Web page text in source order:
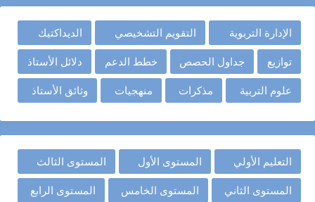
الإدارة التربوية التقويم التشخيصي الديداكتيك
توازيع جداول الحصص خطط الدعم دلائل الأستاذ
علوم التربية مذكرات منهجيات وثائق الأستاذ
التعليم الأولي المستوى الأول المستوى الثالث
المستوى الثاني المستوى الخامس المستوى الرابع